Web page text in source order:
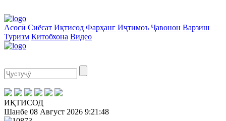
Асосӣ Сиёсат Иқтисод Фарҳанг Иҷтимоъ Ҷавонон Варзиш
Туризм Китобхона Видео
ИҚТИСОД
Шанбе 08 Август 2026 9:21:48